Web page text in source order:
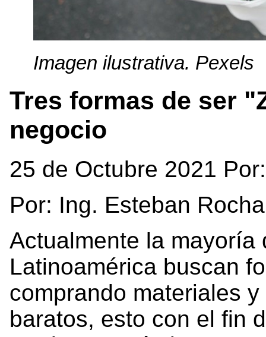
Imagen ilustrativa. Pexels
Tres formas de ser
negocio
25 de Octubre 2021
Por: Ing. Esteban
Actualmente la mayoría
Latinoamérica buscan
comprando materiales
baratos, esto con el fin